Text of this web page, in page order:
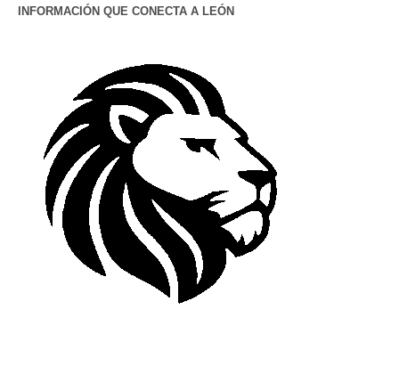
INFORMACIÓN QUE CONECTA A LEÓN